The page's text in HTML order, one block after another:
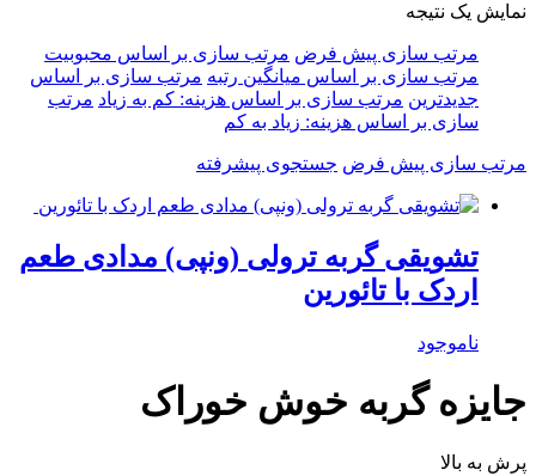
نمایش یک نتیجه
مرتب سازی پیش فرض مرتب سازی بر اساس محبوبیت
مرتب سازی بر اساس میانگین رتبه مرتب سازی بر اساس
جدیدترین مرتب سازی بر اساس هزینه: کم به زیاد مرتب
سازی بر اساس هزینه: زیاد به کم
مرتب سازی پیش فرض جستجوی پیشرفته
تشویقی گربه ترولی (ونپی) مدادی طعم
اردک با تائورین
ناموجود
جایزه گربه خوش خوراک
پرش به بالا